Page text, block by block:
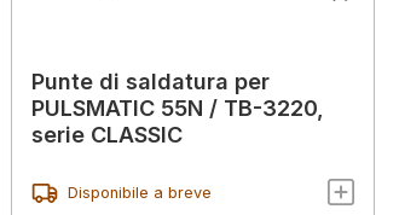
Punte di saldatura per
PULSMATIC 55N / TB-3220,
serie CLASSIC
Disponibile a breve